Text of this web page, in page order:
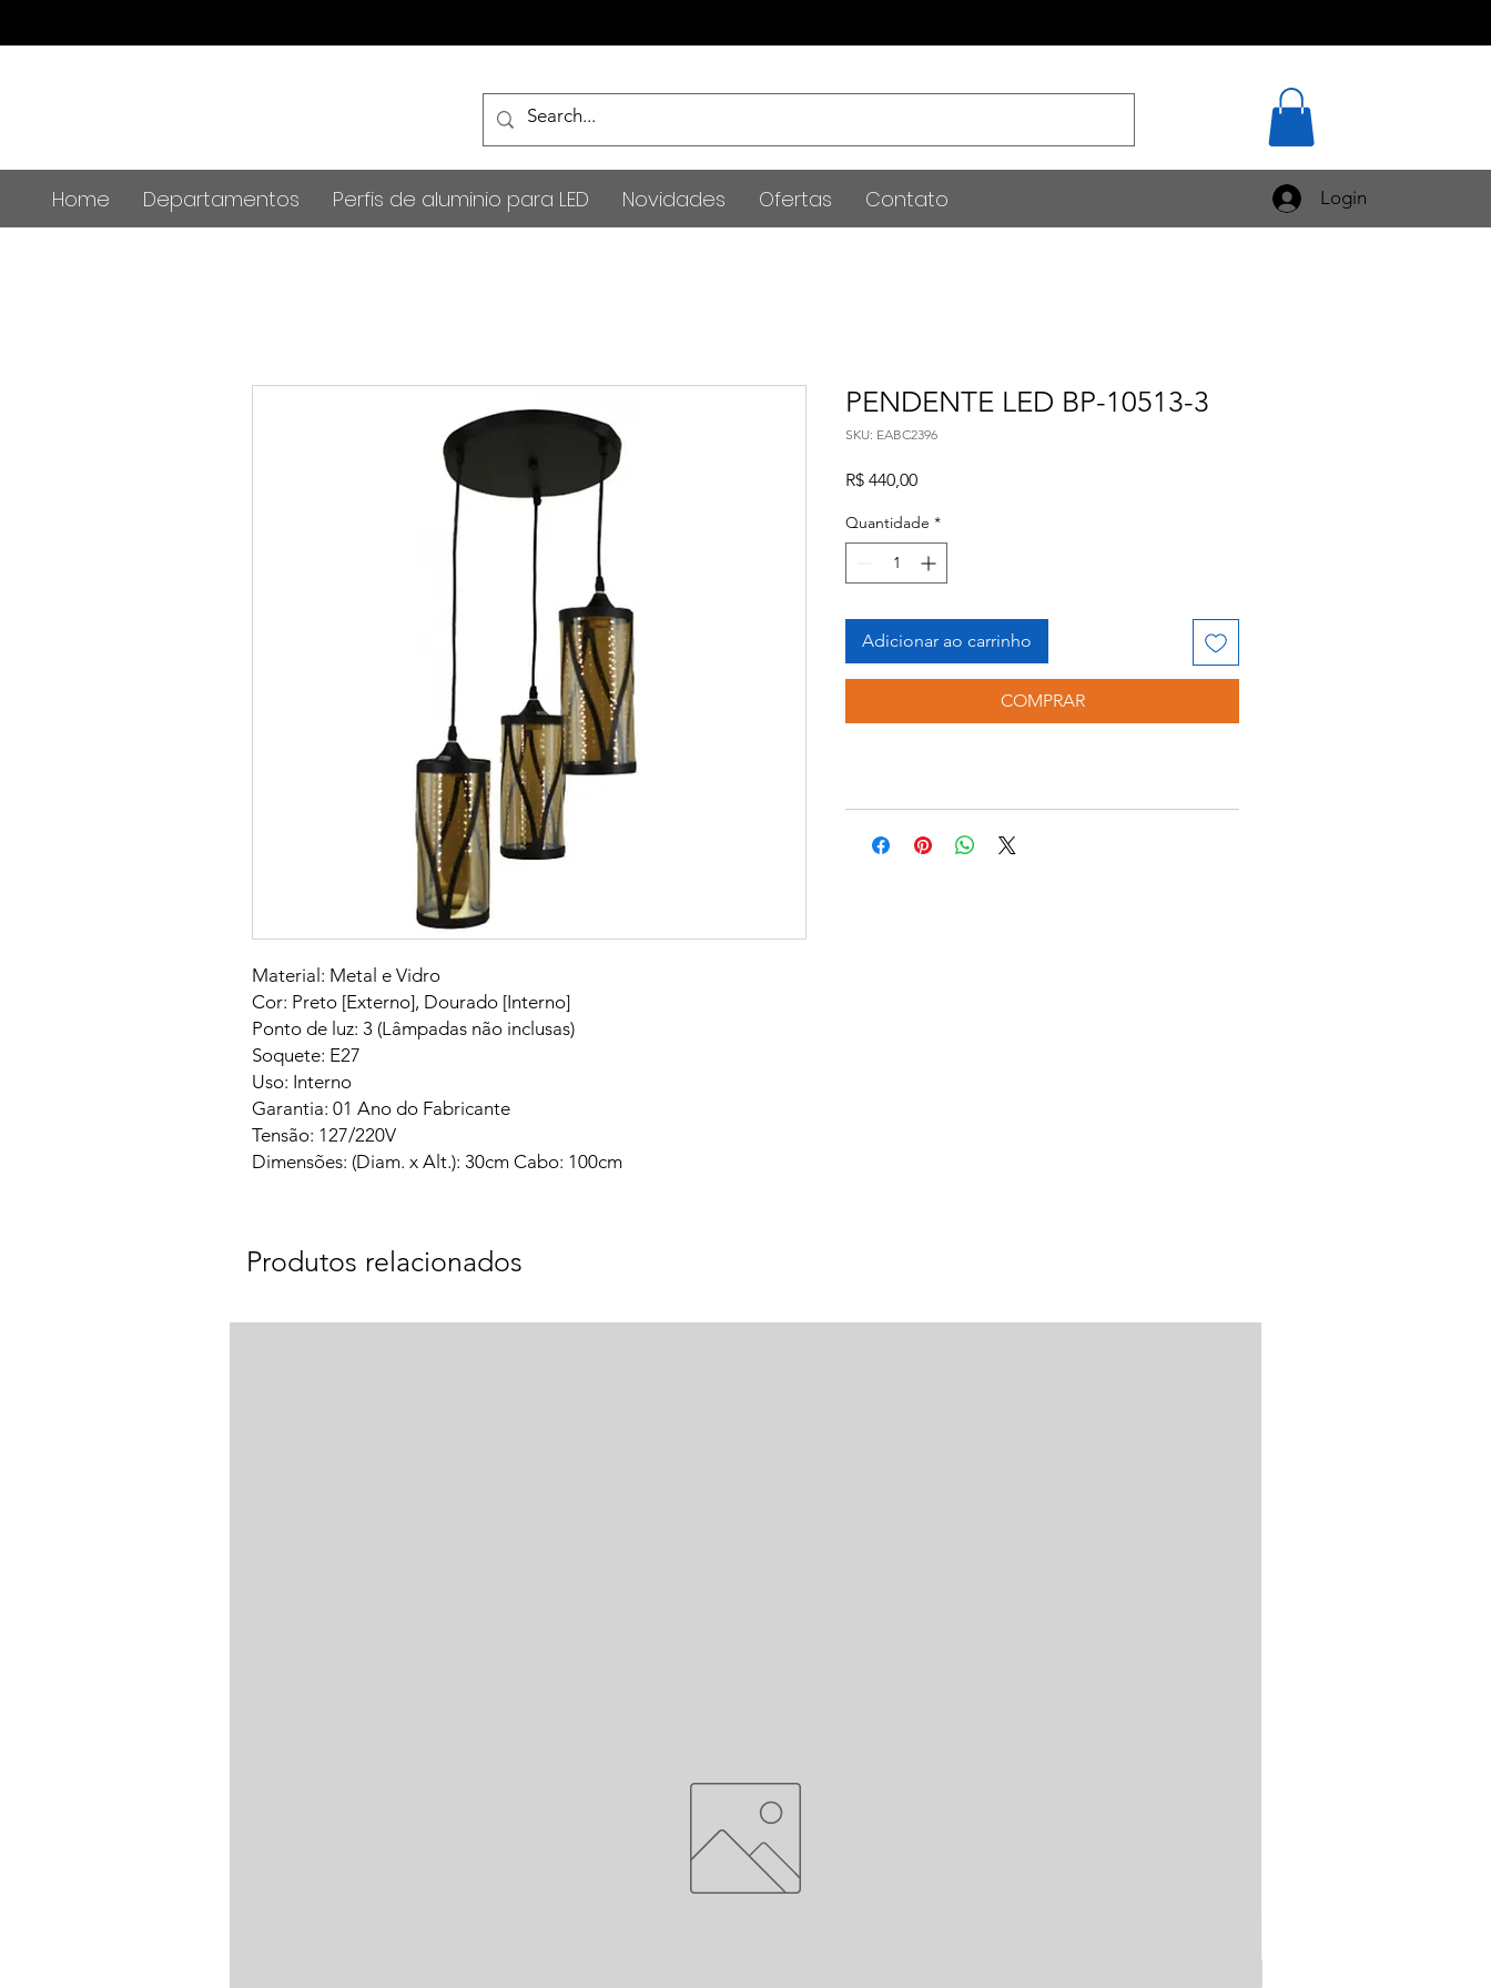
Home Departamentos Perfis de aluminio para LED Novidades Ofertas Contato Login
Material: Metal e Vidro
Cor: Preto [Externo], Dourado [Interno]
Ponto de luz: 3 (Lâmpadas não inclusas)
Soquete: E27
Uso: Interno
Garantia: 01 Ano do Fabricante
Tensão: 127/220V
Dimensões: (Diam. x Alt.): 30cm Cabo: 100cm
PENDENTE LED BP-10513-3
SKU: EABC2396
R$ 440,00Preço
Quantidade *
Adicionar ao carrinho
COMPRAR
Produtos relacionados